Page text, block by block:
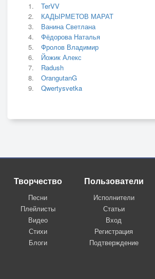
TerVV
КАДЫРМЕТОВ МАРАТ
Ванина Светлана
Фёдорова Наталья
Фролов Владимир
Йожик Алекс
Radush
OrangutanG
Qwertysvetka
Творчество
Песни
Плейлисты
Видео
Стихи
Блоги
Пользователи
Исполнители
Статьи
Вход
Регистрация
Подтверждение